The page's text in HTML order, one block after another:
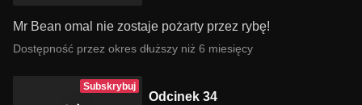
Mr Bean omal nie zostaje pożarty przez rybę!
Dostępność przez okres dłuższy niż 6 miesięcy
Subskrybuj
Odcinek 34